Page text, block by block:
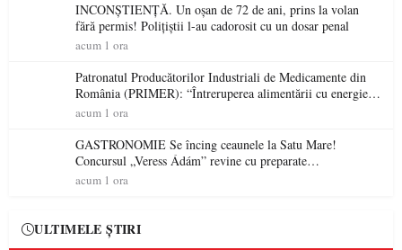
INCONȘTIENȚĂ. Un oșan de 72 de ani, prins la volan
fără permis! Polițiștii l-au cadorosit cu un dosar penal
acum 1 ora
Patronatul Producătorilor Industriali de Medicamente din
România (PRIMER): “Întreruperea alimentării cu energie
electrică a fabricilor de medicamente va pune în pericol
acum 1 ora
GASTRONOMIE Se încing ceaunele la Satu Mare!
Concursul „Veress Ádám” revine cu preparate
spectaculoase, premii și un jurat de renume
acum 1 ora
ULTIMELE ȘTIRI